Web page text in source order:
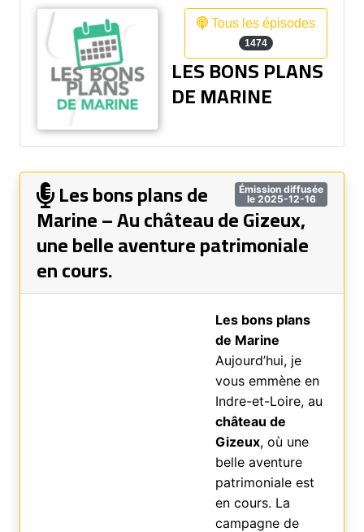
Tous les épisodes
1474
LES BONS PLANS
DE MARINE
Émission diffusée
le 2025-12-16
Les bons plans de
Marine – Au château de Gizeux,
une belle aventure patrimoniale
en cours.
Les bons plans
de Marine
Aujourd’hui, je
vous emmène en
Indre-et-Loire, au
château de
Gizeux, où une
belle aventure
patrimoniale est
en cours. La
campagne de